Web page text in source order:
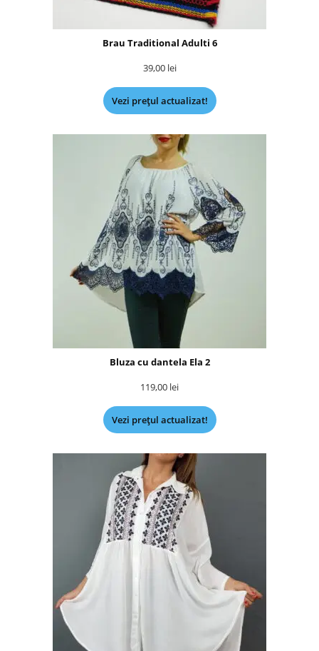
Brau Traditional Adulti 6
39,00 lei
Vezi prețul actualizat!
Bluza cu dantela Ela 2
119,00 lei
Vezi prețul actualizat!